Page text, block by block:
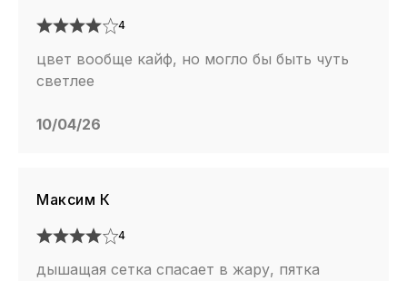
4
цвет вообще кайф, но могло бы быть чуть
светлее
10/04/26
Максим К
4
дышащая сетка спасает в жару, пятка